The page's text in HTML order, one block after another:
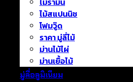
ไม้สแปนนิช
โฟมวู๊ด
ราคา มู่ลี่ไม้
ม่านไม้ไผ่
ม่านเยื้อไม้
มู่ลี่อลูมิเนียม